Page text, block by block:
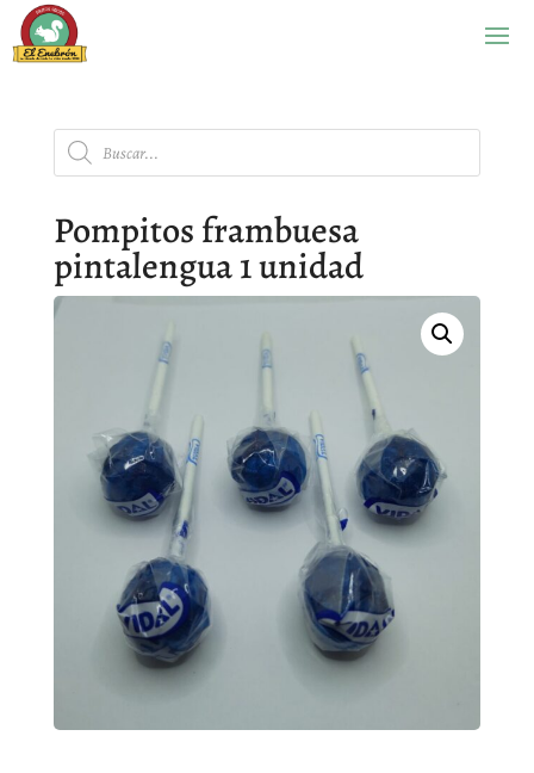
Búsqueda
de
productos
Pompitos frambuesa
pintalengua 1 unidad